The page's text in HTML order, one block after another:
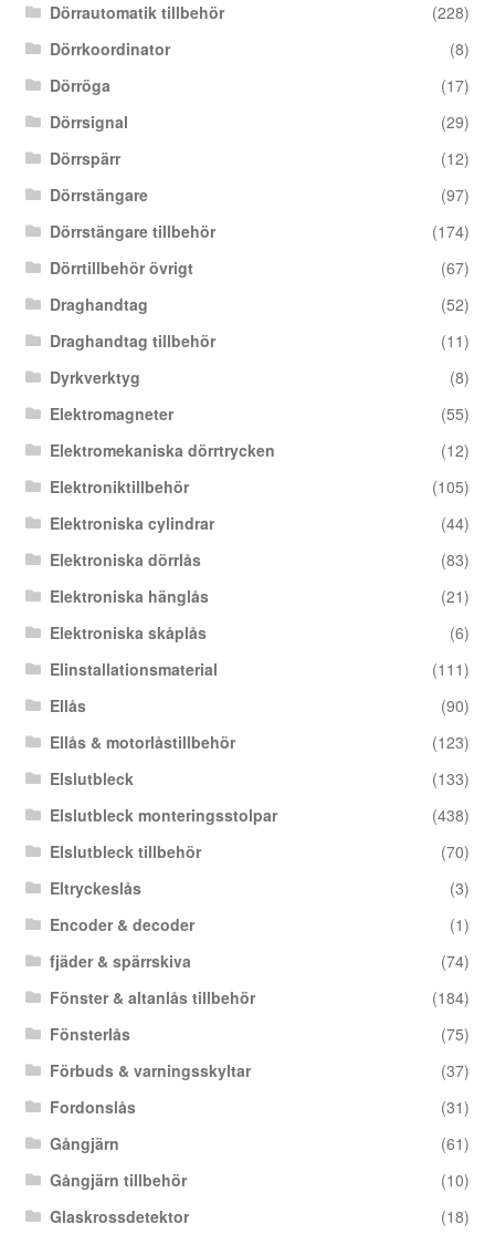
Dörrautomatik tillbehör
(228)
Dörrkoordinator
(8)
Dörröga
(17)
Dörrsignal
(29)
Dörrspärr
(12)
Dörrstängare
(97)
Dörrstängare tillbehör
(174)
Dörrtillbehör övrigt
(67)
Draghandtag
(52)
Draghandtag tillbehör
(11)
Dyrkverktyg
(8)
Elektromagneter
(55)
Elektromekaniska dörrtrycken
(12)
Elektroniktillbehör
(105)
Elektroniska cylindrar
(44)
Elektroniska dörrlås
(83)
Elektroniska hänglås
(21)
Elektroniska skåplås
(6)
Elinstallationsmaterial
(111)
Ellås
(90)
Ellås & motorlåstillbehör
(123)
Elslutbleck
(133)
Elslutbleck monteringsstolpar
(438)
Elslutbleck tillbehör
(70)
Eltryckeslås
(3)
Encoder & decoder
(1)
fjäder & spärrskiva
(74)
Fönster & altanlås tillbehör
(184)
Fönsterlås
(75)
Förbuds & varningsskyltar
(37)
Fordonslås
(31)
Gångjärn
(61)
Gångjärn tillbehör
(10)
Glaskrossdetektor
(18)